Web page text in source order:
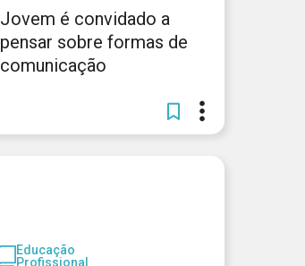
Jovem é convidado a
pensar sobre formas de
comunicação
Educação
Profissional